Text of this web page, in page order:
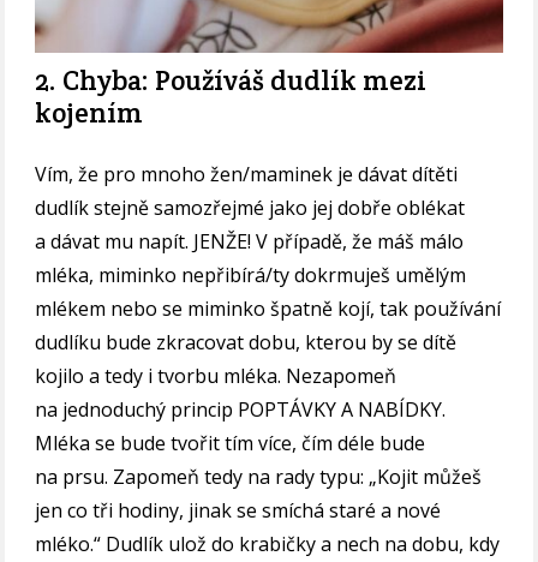
2. Chyba: Používáš dudlík mezi
kojením
Vím, že pro mnoho žen/maminek je dávat dítěti
dudlík stejně samozřejmé jako jej dobře oblékat
a dávat mu napít. JENŽE! V případě, že máš málo
mléka, miminko nepřibírá/ty dokrmuješ umělým
mlékem nebo se miminko špatně kojí, tak používání
dudlíku bude zkracovat dobu, kterou by se dítě
kojilo a tedy i tvorbu mléka. Nezapomeň
na jednoduchý princip POPTÁVKY A NABÍDKY.
Mléka se bude tvořit tím více, čím déle bude
na prsu. Zapomeň tedy na rady typu: „Kojit můžeš
jen co tři hodiny, jinak se smíchá staré a nové
mléko.“ Dudlík ulož do krabičky a nech na dobu, kdy